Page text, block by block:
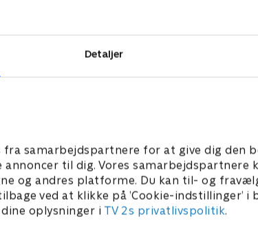
Detaljer
fra samarbejdspartnere for at give dig den
til dig. Vores samarbejdspartnere
og andres platforme. Du kan til- og
ved at klikke på ’Cookie-indstillinger’ i
oplysninger i TV 2s privatlivspolitik.
i sit rækkehus i
har haft gæster i
farvel til
ved at overtage huset,